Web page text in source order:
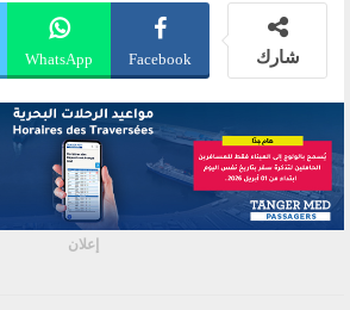
شارك Facebook
WhatsApp
إعلان